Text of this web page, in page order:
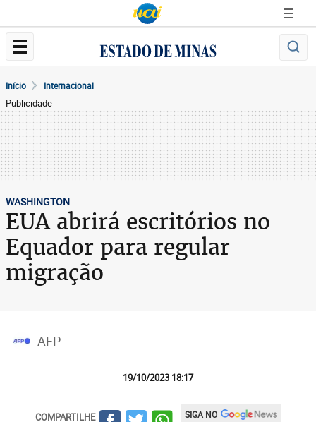
Início Internacional
Publicidade
WASHINGTON
EUA abrirá escritórios no
Equador para regular
migração
AFP
19/10/2023 18:17
COMPARTILHE SIGA NO